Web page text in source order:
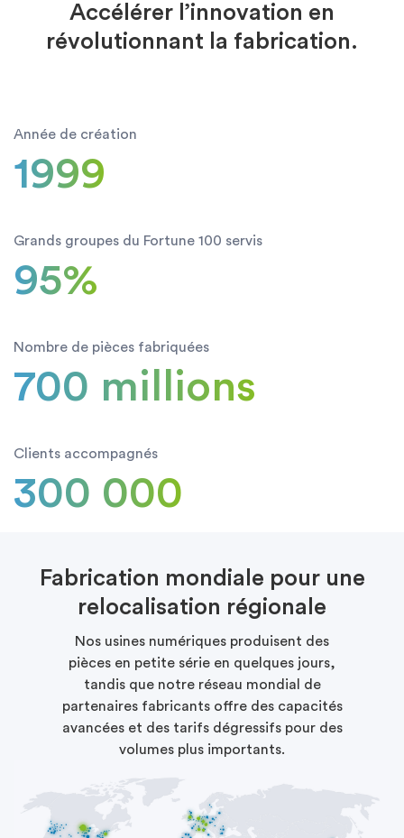
Accélérer l’innovation en
révolutionnant la fabrication.
Année de création
1999
Grands groupes du Fortune 100 servis
95%
Nombre de pièces fabriquées
700 millions
Clients accompagnés
300 000
Fabrication mondiale pour une
relocalisation régionale
Nos usines numériques produisent des
pièces en petite série en quelques jours,
tandis que notre réseau mondial de
partenaires fabricants offre des capacités
avancées et des tarifs dégressifs pour des
volumes plus importants.